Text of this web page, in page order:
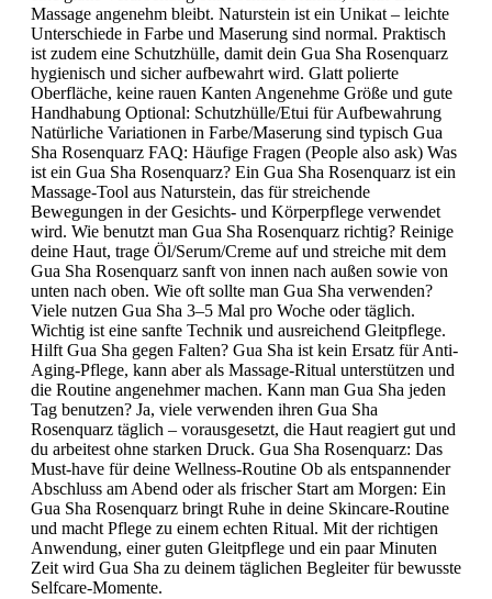
Massage angenehm bleibt. Naturstein ist ein Unikat – leichte
Unterschiede in Farbe und Maserung sind normal. Praktisch
ist zudem eine Schutzhülle, damit dein Gua Sha Rosenquarz
hygienisch und sicher aufbewahrt wird. Glatt polierte
Oberfläche, keine rauen Kanten Angenehme Größe und gute
Handhabung Optional: Schutzhülle/Etui für Aufbewahrung
Natürliche Variationen in Farbe/Maserung sind typisch Gua
Sha Rosenquarz FAQ: Häufige Fragen (People also ask) Was
ist ein Gua Sha Rosenquarz? Ein Gua Sha Rosenquarz ist ein
Massage-Tool aus Naturstein, das für streichende
Bewegungen in der Gesichts- und Körperpflege verwendet
wird. Wie benutzt man Gua Sha Rosenquarz richtig? Reinige
deine Haut, trage Öl/Serum/Creme auf und streiche mit dem
Gua Sha Rosenquarz sanft von innen nach außen sowie von
unten nach oben. Wie oft sollte man Gua Sha verwenden?
Viele nutzen Gua Sha 3–5 Mal pro Woche oder täglich.
Wichtig ist eine sanfte Technik und ausreichend Gleitpflege.
Hilft Gua Sha gegen Falten? Gua Sha ist kein Ersatz für Anti-
Aging-Pflege, kann aber als Massage-Ritual unterstützen und
die Routine angenehmer machen. Kann man Gua Sha jeden
Tag benutzen? Ja, viele verwenden ihren Gua Sha
Rosenquarz täglich – vorausgesetzt, die Haut reagiert gut und
du arbeitest ohne starken Druck. Gua Sha Rosenquarz: Das
Must-have für deine Wellness-Routine Ob als entspannender
Abschluss am Abend oder als frischer Start am Morgen: Ein
Gua Sha Rosenquarz bringt Ruhe in deine Skincare-Routine
und macht Pflege zu einem echten Ritual. Mit der richtigen
Anwendung, einer guten Gleitpflege und ein paar Minuten
Zeit wird Gua Sha zu deinem täglichen Begleiter für bewusste
Selfcare-Momente.